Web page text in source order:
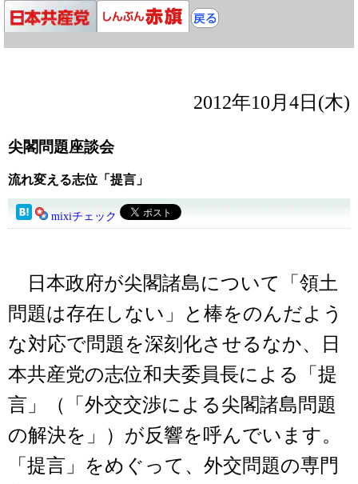
2012年10月4日(木)
尖閣問題座談会
流れ変える志位「提言」
mixiチェック
日本政府が尖閣諸島について「領土
問題は存在しない」と棒をのんだよう
な対応で問題を深刻化させるなか、日
本共産党の志位和夫委員長による「提
言」（「外交交渉による尖閣諸島問題
の解決を」）が反響を呼んでいます。
「提言」をめぐって、外交問題の専門